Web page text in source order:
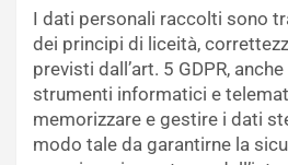
I dati personali raccolti sono
dei principi di liceità,
previsti dall’art. 5 GDPR,
strumenti informatici e
memorizzare e gestire i dati
modo tale da garantirne la